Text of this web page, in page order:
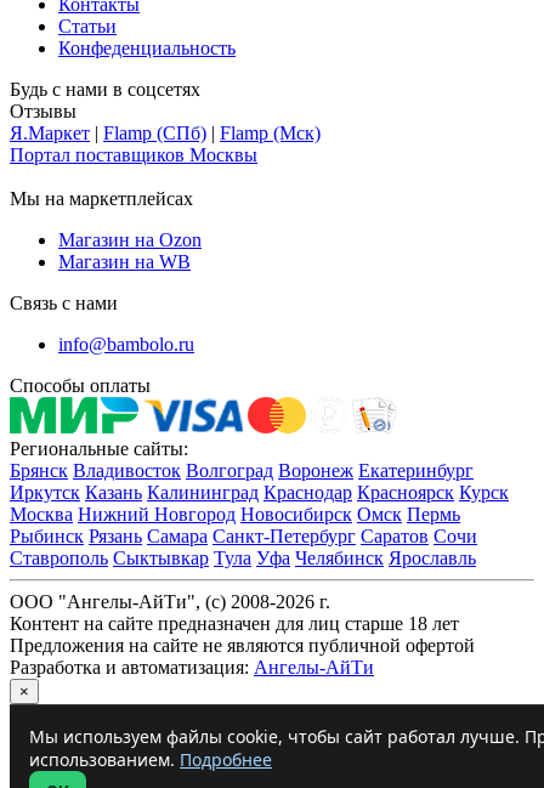
Статьи
Конфеденциальность
Будь с нами в соцсетях
Отзывы
Я.Маркет | Flamp (СПб) | Flamp (Мск)
Портал поставщиков Москвы
Мы на маркетплейсах
Магазин на Ozon
Магазин на WB
Связь с нами
info@bambolo.ru
Способы оплаты
Региональные сайты:
Брянск Владивосток Волгоград Воронеж Екатеринбург
Иркутск Казань Калининград Краснодар Красноярск Курск
Москва Нижний Новгород Новосибирск Омск Пермь
Рыбинск Рязань Самара Санкт-Петербург Саратов Сочи
Ставрополь Сыктывкар Тула Уфа Челябинск Ярославль
ООО "Ангелы-АйТи", (c) 2008-2026 г.
Контент на сайте предназначен для лиц старше 18 лет
Предложения на сайте не являются публичной офертой
Разработка и автоматизация: Ангелы-АйТи
×
Мы используем файлы cookie, чтобы сайт работал лучше.
использованием. Подробнее